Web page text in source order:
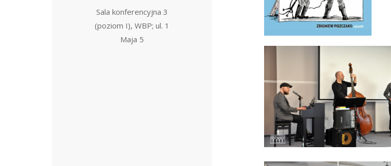
Sala konferencyjna 3
(poziom I), WBP; ul. 1
Maja 5